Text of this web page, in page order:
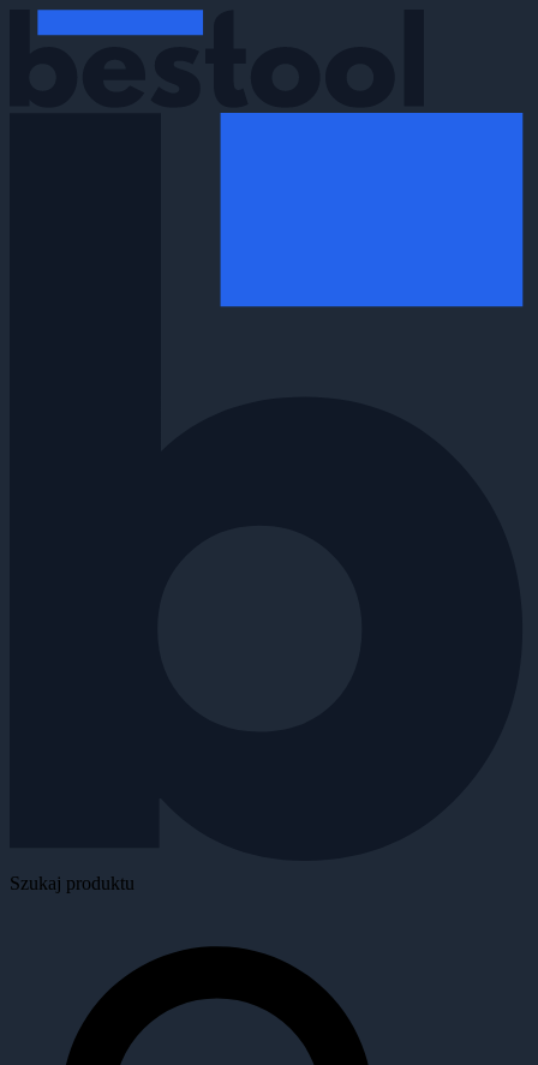
Szukaj produktu